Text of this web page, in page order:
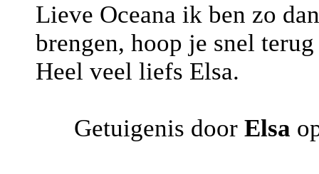
Lieve Oceana ik ben zo
brengen, hoop je snel
Heel veel liefs Elsa.
Getuigenis door Elsa